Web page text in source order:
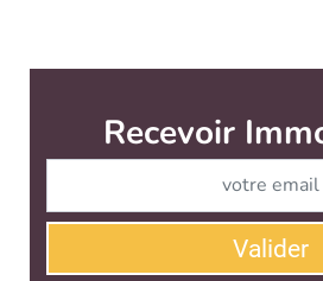
Recevoir
Valider